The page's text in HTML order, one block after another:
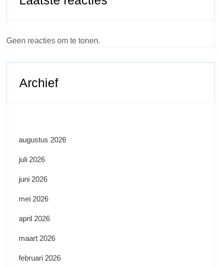
Geen reacties om te tonen.
Archief
augustus 2026
juli 2026
juni 2026
mei 2026
april 2026
maart 2026
februari 2026